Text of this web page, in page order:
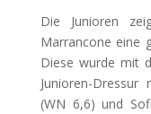
Die Junioren
Marrancone eine
Diese wurde mit
Junioren-
(WN 6,6) und